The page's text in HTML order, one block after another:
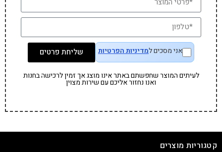
אני מסכים למדיניות הפרטיות שליחת פרטים
לעיתים המוצר שחפשתם באתר אינו מוצג אך זמין לרכישה בחנות
ואנו נחזור אליכם עם שירות מצוין
קטגוריות מוצרים